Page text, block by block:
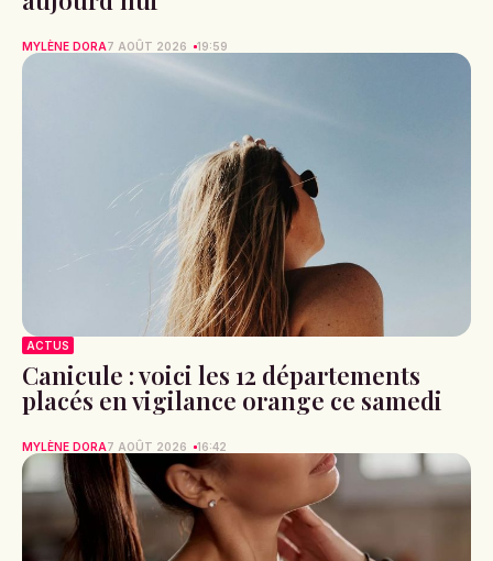
MYLÈNE DORA7 AOÛT 2026 19:59
ACTUS
Canicule : voici les 12 départements
placés en vigilance orange ce samedi
MYLÈNE DORA7 AOÛT 2026 16:42